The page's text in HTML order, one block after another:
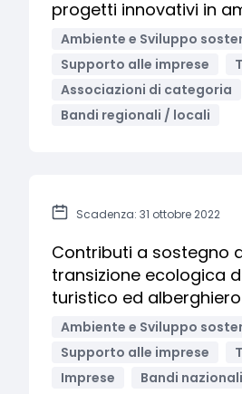
progetti innovativi in
Ambiente e Sviluppo
Supporto alle imprese
Associazioni di categoria
Bandi regionali / locali
Scadenza: 31 ottobre 2022
Contributi a sostegno
transizione ecologica
turistico ed alberghiero
Ambiente e Sviluppo
Supporto alle imprese
Imprese
Bandi nazionali